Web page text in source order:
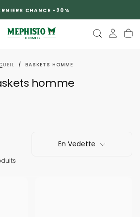
CHANCE -20%
/ BASKETS HOMME
homme
En Vedette